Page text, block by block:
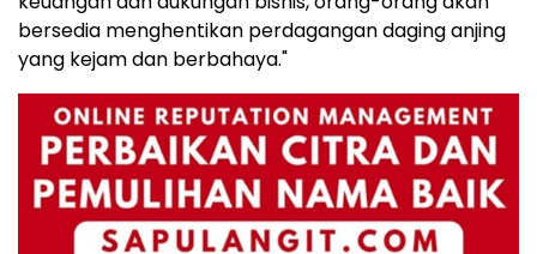
bersedia menghentikan perdagangan daging anjing
yang kejam dan berbahaya."